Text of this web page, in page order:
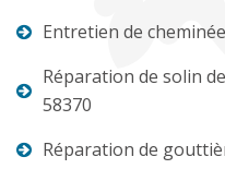
Entretien de
Réparation de solin
58370
Réparation de